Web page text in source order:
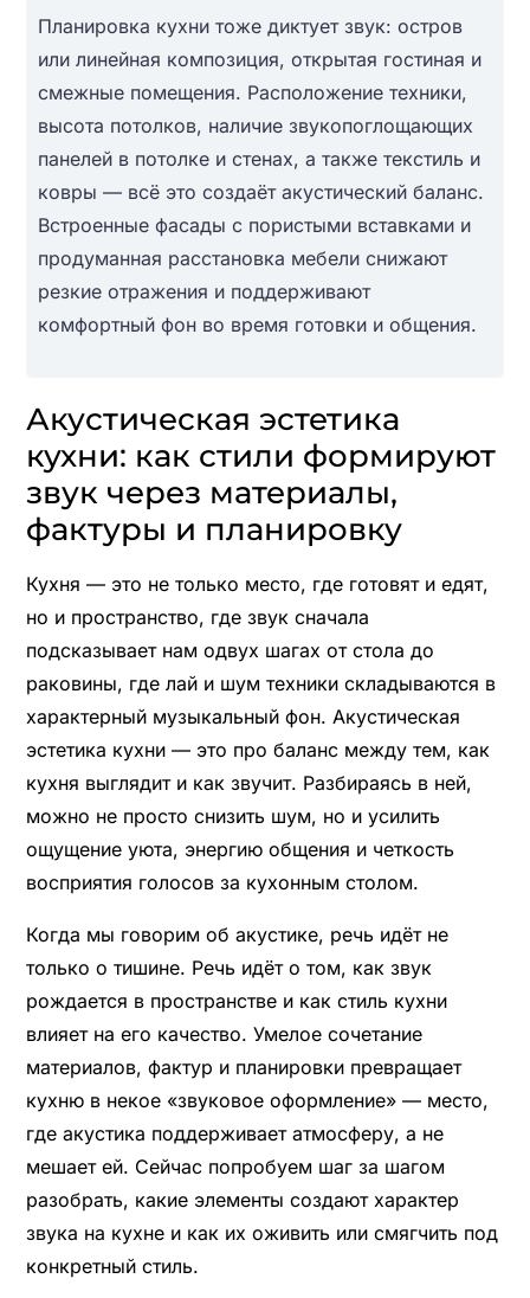
Планировка кухни тоже диктует звук: остров
или линейная композиция, открытая гостиная и
смежные помещения. Расположение техники,
высота потолков, наличие звукопоглощающих
панелей в потолке и стенах, а также текстиль и
ковры — всё это создаёт акустический баланс.
Встроенные фасады с пористыми вставками и
продуманная расстановка мебели снижают
резкие отражения и поддерживают
комфортный фон во время готовки и общения.
Акустическая эстетика
кухни: как стили формируют
звук через материалы,
фактуры и планировку
Кухня — это не только место, где готовят и едят,
но и пространство, где звук сначала
подсказывает нам одвух шагах от стола до
раковины, где лай и шум техники складываются в
характерный музыкальный фон. Акустическая
эстетика кухни — это про баланс между тем, как
кухня выглядит и как звучит. Разбираясь в ней,
можно не просто снизить шум, но и усилить
ощущение уюта, энергию общения и четкость
восприятия голосов за кухонным столом.
Когда мы говорим об акустике, речь идёт не
только о тишине. Речь идёт о том, как звук
рождается в пространстве и как стиль кухни
влияет на его качество. Умелое сочетание
материалов, фактур и планировки превращает
кухню в некое «звуковое оформление» — место,
где акустика поддерживает атмосферу, а не
мешает ей. Сейчас попробуем шаг за шагом
разобрать, какие элементы создают характер
звука на кухне и как их оживить или смягчить под
конкретный стиль.